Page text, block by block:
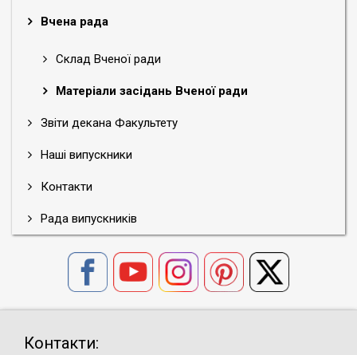
Вчена рада
Склад Вченої ради
Матеріали засідань Вченої ради
Звіти декана Факультету
Наші випускники
Контакти
Рада випускників
Контакти: